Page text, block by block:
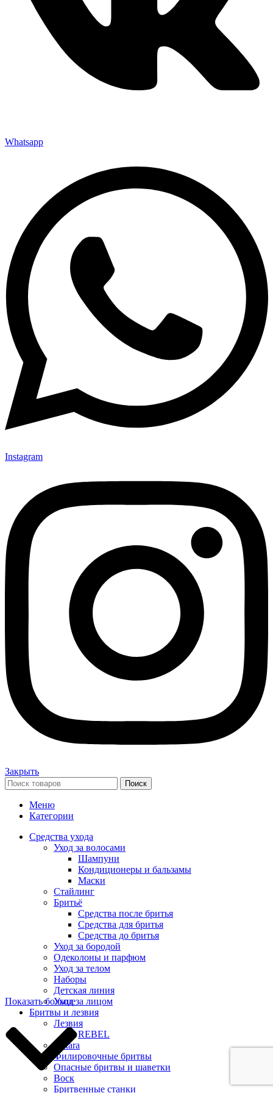
Показать больше
Whatsapp
Instagram
Закрыть
Поиск
Меню
Категории
Средства ухода
Уход за волосами
Шампуни
Кондиционеры и бальзамы
Маски
Стайлинг
Бритьё
Средства после бритья
Средства для бритья
Средства до бритья
Уход за бородой
Одеколоны и парфюм
Уход за телом
Наборы
Детская линия
Уход за лицом
Бритвы и лезвия
Лезвия
REBEL
Takara
Филировочные бритвы
Опасные бритвы и шаветки
Воск
Бритвенные станки